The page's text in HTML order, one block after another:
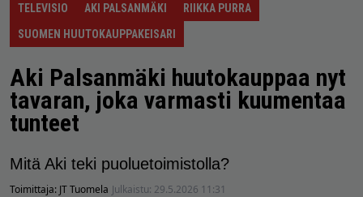
TELEVISIO AKI PALSANMÄKI
RIIKKA PURRA
SUOMEN HUUTOKAUPPAKEISARI
Aki Palsanmäki huutokauppaa nyt
tavaran, joka varmasti kuumentaa
tunteet
Mitä Aki teki puoluetoimistolla?
Toimittaja: JT Tuomela Julkaistu: 29.5.2026 11:31